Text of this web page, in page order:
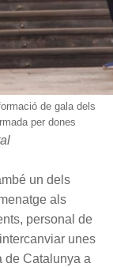
de gala dels
per dones
un dels
als
personal de
unes
de Catalunya a